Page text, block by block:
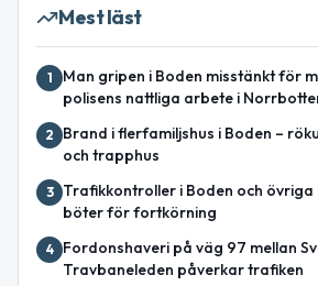
Mest läst
1
Man gripen i Boden misstänkt för
polisens nattliga arbete i
2
Brand i flerfamiljshus i Boden –
och trapphus
3
Trafikkontroller i Boden och
böter för fortkörning
4
Fordonshaveri på väg 97 mellan
Travbaneleden påverkar trafiken